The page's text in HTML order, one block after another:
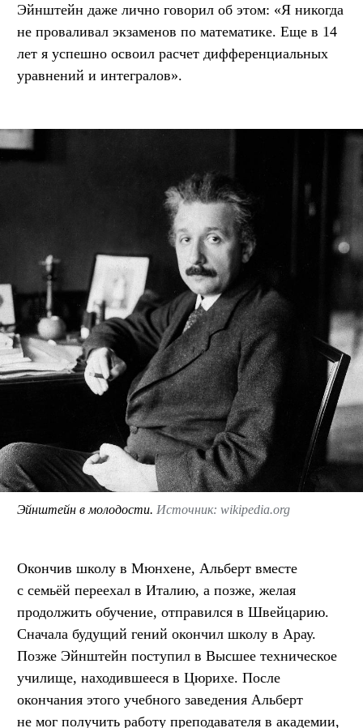
Эйнштейн даже лично говорил об этом: «Я никогда
не проваливал экзаменов по математике. Еще в 14
лет я успешно освоил расчет дифференциальных
уравнений и интегралов».
Эйнштейн в молодости. Источник: wikipedia.org
Окончив школу в Мюнхене, Альберт вместе
с семьёй переехал в Италию, а позже, желая
продолжить обучение, отправился в Швейцарию.
Сначала будущий гений окончил школу в Арау.
Позже Эйнштейн поступил в Высшее техническое
училище, находившееся в Цюрихе. После
окончания этого учебного заведения Альберт
не мог получить работу преподавателя в академии,